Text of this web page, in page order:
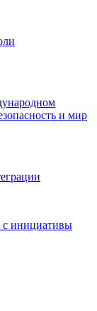
и мир
с инициативы